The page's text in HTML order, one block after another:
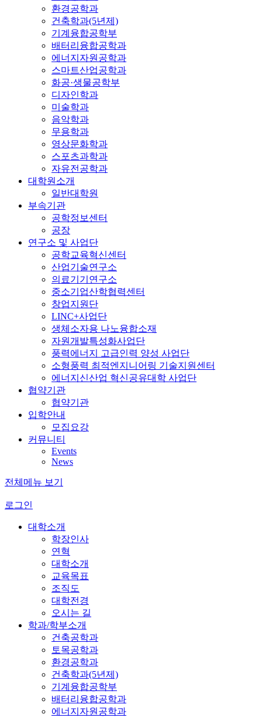
환경공학과
건축학과(5년제)
기계융합공학부
배터리융합공학과
에너지자원공학과
스마트산업공학과
화공·생물공학부
디자인학과
미술학과
음악학과
무용학과
영상문화학과
스포츠과학과
자유전공학과
대학원소개
일반대학원
부속기관
공학정보센터
공장
연구소 및 사업단
공학교육혁신센터
산업기술연구소
의료기기연구소
중소기업산학협력센터
창업지원단
LINC+사업단
생체소자용 나노융합소재
자원개발특성화사업단
풍력에너지 고급인력 양성 사업단
소형풍력 최적엔지니어링 기술지원센터
에너지신산업 혁신공유대학 사업단
협약기관
협약기관
입학안내
모집요강
커뮤니티
Events
News
전체메뉴 보기
로그인
대학소개
학장인사
연혁
대학소개
교육목표
조직도
대학전경
오시는 길
학과/학부소개
건축공학과
토목공학과
환경공학과
건축학과(5년제)
기계융합공학부
배터리융합공학과
에너지자원공학과